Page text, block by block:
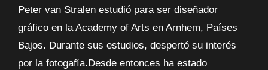
Peter van Stralen estudió para ser diseñador
gráfico en la Academy of Arts en Arnhem, Países
Bajos. Durante sus estudios, despertó su interés
por la fotogafía.Desde entonces ha estado